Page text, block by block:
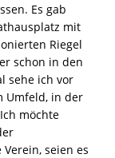
Es gab
mit
Riegel
schon in den
sehe ich vor
Umfeld, in der
möchte
seien es